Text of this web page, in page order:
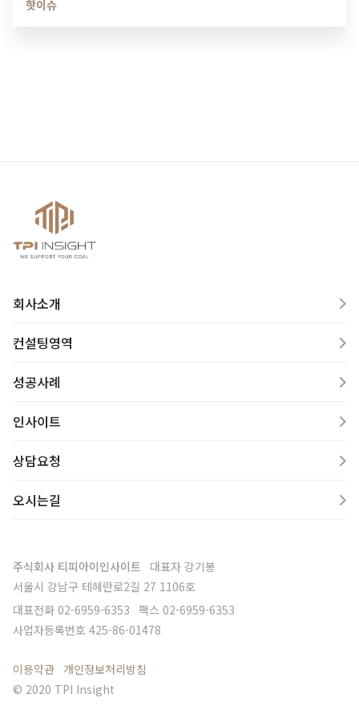
러한 미묘한…
핫이슈
회사소개
컨설팅영역
성공사례
인사이트
상담요청
오시는길
주식회사 티피아이인사이트 대표자 강기봉
서울시 강남구 테헤란로2길 27 1106호
대표전화 02-6959-6353 팩스 02-6959-6353
사업자등록번호 425-86-01478
이용약관 개인정보처리방침
© 2020 TPI Insight